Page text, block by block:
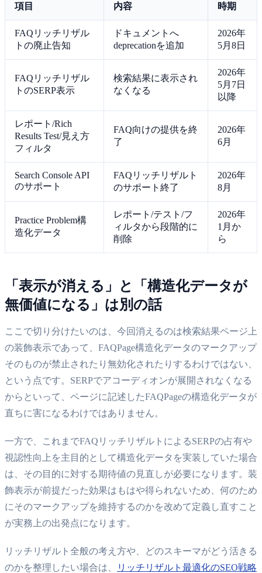
項目 内容 時期
FAQリッチリザル
トの廃止告知
ドキュメントへ
deprecationを追加
2026年
5月8日
FAQリッチリザル
トのSERP表示
検索結果に表示され
なくなる
2026年
5月7日
以降
レポート/Rich
Results Test/見え方
フィルタ
FAQ向けの提供を終
了
2026年
6月
Search Console API
のサポート
FAQリッチリザルト
のサポート終了
2026年
8月
Practice Problem構
造化データ
レポート/テスト/フ
ィルタから段階的に
削除
2026年
1月か
ら
「表示が消える」と「構造化データが
無価値になる」は別の話
ここで切り分けたいのは、今回消えるのは検索結果ページ上
の装飾表示であって、FAQPage構造化データのマークアップ
そのものが禁止されたり無効化されたりするわけではない、
という点です。SERPでアコーディオンが展開されなくなる
からといって、ページに記述したFAQPageの構造化データが
直ちに害になるわけではありません。
一方で、これまでFAQリッチリザルトによるSERPの占有や
視認性向上を主目的として構造化データを実装していた場合
は、その目的に対する期待値の見直しが必要になります。装
飾表示が前提だった効果はもはや得られないため、何のため
にそのマークアップを維持するのかを改めて定義し直すこと
が実務上の出発点になります。
リッチリザルト全般の考え方や、どのスキーマがどう活きる
のかを整理したい場合は、
リッチリザルト最適化のSEO戦略